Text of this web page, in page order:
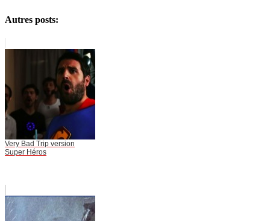
Autres posts:
Very Bad Trip version
Super Héros